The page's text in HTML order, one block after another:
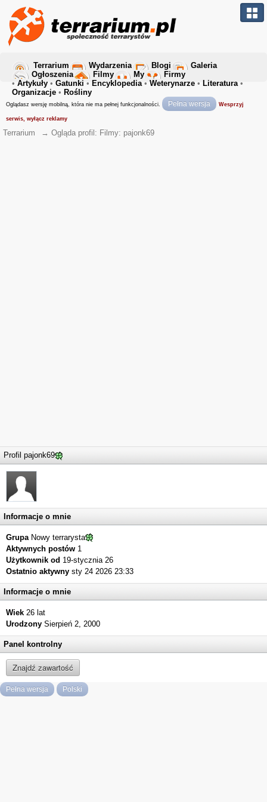
Terrarium Wydarzenia Blogi
Galeria
Ogłoszenia
Filmy My
Firmy
• Artykuły • Gatunki • Encyklopedia• Weterynarze • Literatura•
Organizacje • Rośliny
Oglądasz wersję mobilną, która nie ma pełnej funkcjonalności. Pełna wersja Wesprzyj
serwis, wyłącz reklamy
Terrarium → Ogląda profil: Filmy: pajonk69
Profil pajonk69
Informacje o mnie
Grupa Nowy terrarysta
Aktywnych postów 1
Użytkownik od 19-stycznia 26
Ostatnio aktywny sty 24 2026 23:33
Informacje o mnie
Wiek 26 lat
Urodzony Sierpień 2, 2000
Panel kontrolny
Znajdź zawartość
Pełna wersja Polski